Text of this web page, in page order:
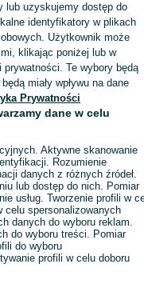
Wyświetlenia:
lub uzyskujemy dostęp do
identyfikatory w plikach
Użytkownik może
klikając poniżej lub w
Te wybory będą
miały wpływu na dane
Prywatności
dane w celu
Aktywne skanowanie
Rozumienie
danych z różnych źródeł.
lub dostęp do nich. Pomiar
usług. Tworzenie profili w
celu spersonalizowanych
danych do wyboru reklam.
do wyboru treści. Pomiar
do wyboru
profili w celu doboru